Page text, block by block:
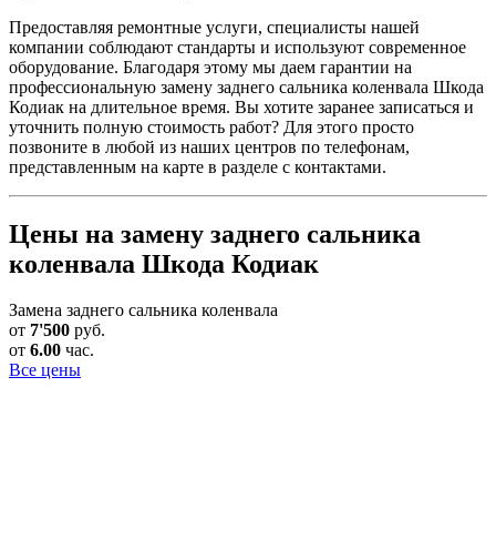
Предоставляя ремонтные услуги, специалисты нашей
компании соблюдают стандарты и используют современное
оборудование. Благодаря этому мы даем гарантии на
профессиональную замену заднего сальника коленвала Шкода
Кодиак на длительное время. Вы хотите заранее записаться и
уточнить полную стоимость работ? Для этого просто
позвоните в любой из наших центров по телефонам,
представленным на карте в разделе с контактами.
Цены на замену заднего сальника
коленвала Шкода Кодиак
Замена заднего сальника коленвала
от 7'500 руб.
от 6.00 час.
Все цены